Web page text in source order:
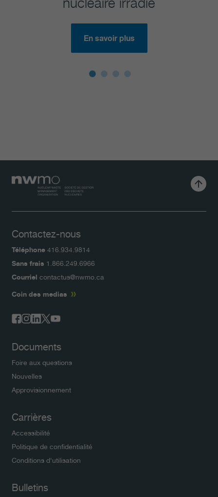
Contactez-nous
Téléphone 416.934.9814
Sans frais 1.866.249.6966
Courriel contactus@nwmo.ca
Coin des medias
Documents
Foire aux questions
Nouvelles
Approvisionnement
Carrières
Accessibilité
Politique de confidentialité
Conditions d'utilisation
Bulletins